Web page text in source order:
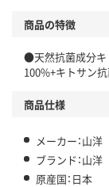
商品の特徴
●天然抗菌成分キ
100%+キトサン
商品仕様
メーカー：山洋
ブランド：山洋
原産国：日本